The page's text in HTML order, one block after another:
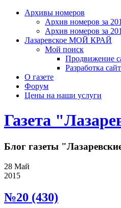
Архивы номеров
Архив номеров за
Архив номеров за
Лазаревское МОЙ КРАЙ
Мой поиск
Продвижение
Разработка
О газете
Форум
Цены на наши услуги
Газета
Блог газеты
28 Май
2015
№20 (430)